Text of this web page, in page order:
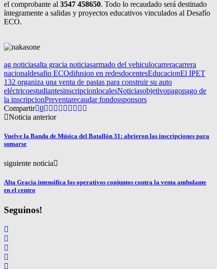
el comprobante al 3547 458650. Todo lo recaudado será destinado
íntegramente a salidas y proyectos educativos vinculados al Desafío
ECO.
ag noticiasalta gracia noticiasarmado del vehiculocarreracarrera
nacionaldesafio ECOdifusion en redesdocentesEducacionEl IPET
132 organiza una venta de pastas para construir su auto
eléctricoestudiantesinscripcionlocalesNoticiasobjetivopagopago de
la inscripcionPreventarecaudar fondossponsors
Compartir 0
Noticia anterior
Vuelve la Banda de Música del Batallón 31: abrieron las inscripciones para
sumarse
siguiente noticia
Alta Gracia intensifica los operativos conjuntos contra la venta ambulante
en el centro
Seguinos!